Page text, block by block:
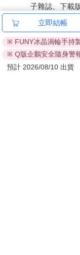
子雜誌、下載
已拆封之個人
刀…等）
若非上列種類商品
日）。
辦理退換貨時，商
立即結帳
※ FUNY冰晶渦輪手持
※ Q版企鵝安全隨身警
預計 2026/08/10 出貨